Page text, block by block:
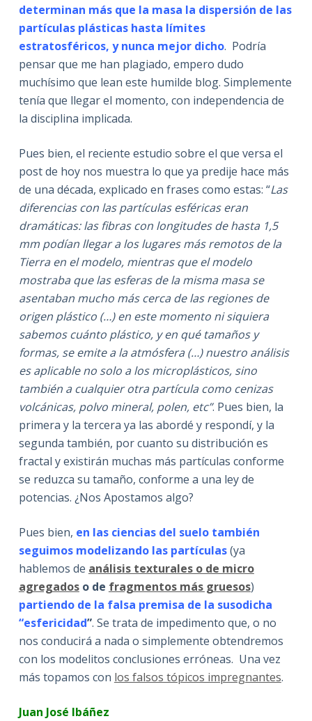
determinan más que la masa la dispersión de las
partículas plásticas hasta límites
estratosféricos, y nunca mejor dicho. Podría
pensar que me han plagiado, empero dudo
muchísimo que lean este humilde blog. Simplemente
tenía que llegar el momento, con independencia de
la disciplina implicada.
Pues bien, el reciente estudio sobre el que versa el
post de hoy nos muestra lo que ya predije hace más
de una década, explicado en frases como estas: “Las
diferencias con las partículas esféricas eran
dramáticas: las fibras con longitudes de hasta 1,5
mm podían llegar a los lugares más remotos de la
Tierra en el modelo, mientras que el modelo
mostraba que las esferas de la misma masa se
asentaban mucho más cerca de las regiones de
origen plástico (…) en este momento ni siquiera
sabemos cuánto plástico, y en qué tamaños y
formas, se emite a la atmósfera (…) nuestro análisis
es aplicable no solo a los microplásticos, sino
también a cualquier otra partícula como cenizas
volcánicas, polvo mineral, polen, etc”. Pues bien, la
primera y la tercera ya las abordé y respondí, y la
segunda también, por cuanto su distribución es
fractal y existirán muchas más partículas conforme
se reduzca su tamaño, conforme a una ley de
potencias. ¿Nos Apostamos algo?
Pues bien, en las ciencias del suelo también
seguimos modelizando las partículas(ya
hablemos de análisis texturales o de micro
agregadoso de fragmentos más gruesos)
partiendo de la falsa premisa de la susodicha
“esfericidad”. Se trata de impedimento que, o no
nos conducirá a nada o simplemente obtendremos
con los modelitos conclusiones erróneas. Una vez
más topamos con los falsos tópicos impregnantes.
Juan José Ibáñez